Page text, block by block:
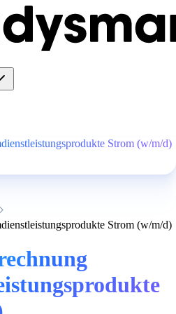
Strom (w/m/d)
Strom (w/m/d)